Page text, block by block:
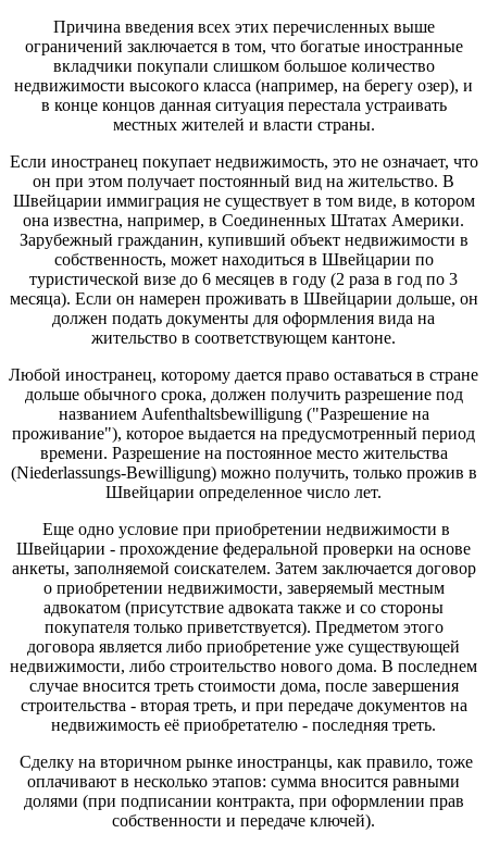
Причина введения всех этих перечисленных выше
ограничений заключается в том, что богатые иностранные
вкладчики покупали слишком большое количество
недвижимости высокого класса (например, на берегу озер), и
в конце концов данная ситуация перестала устраивать
местных жителей и власти страны.
Если иностранец покупает недвижимость, это не означает, что
он при этом получает постоянный вид на жительство. В
Швейцарии иммиграция не существует в том виде, в котором
она известна, например, в Соединенных Штатах Америки.
Зарубежный гражданин, купивший объект недвижимости в
собственность, может находиться в Швейцарии по
туристической визе до 6 месяцев в году (2 раза в год по 3
месяца). Если он намерен проживать в Швейцарии дольше, он
должен подать документы для оформления вида на
жительство в соответствующем кантоне.
Любой иностранец, которому дается право оставаться в стране
дольше обычного срока, должен получить разрешение под
названием Aufenthaltsbewilligung("Разрешение на
проживание"), которое выдается на предусмотренный период
времени. Разрешение на постоянное место жительства
(Niederlassungs-Bewilligung) можно получить, только прожив в
Швейцарии определенное число лет.
Еще одно условие при приобретении недвижимости в
Швейцарии - прохождение федеральной проверки на основе
анкеты, заполняемой соискателем. Затем заключается договор
о приобретении недвижимости, заверяемый местным
адвокатом (присутствие адвоката также и со стороны
покупателя только приветствуется). Предметом этого
договора является либо приобретение уже существующей
недвижимости, либо строительство нового дома. В последнем
случае вносится треть стоимости дома, после завершения
строительства - вторая треть, и при передаче документов на
недвижимость её приобретателю - последняя треть.
Сделку на вторичном рынке иностранцы, как правило, тоже
оплачивают в несколько этапов: сумма вносится равными
долями (при подписании контракта, при оформлении прав
собственности и передаче ключей).